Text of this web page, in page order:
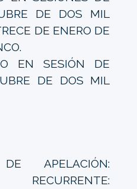
DE DOS MIL
DE ENERO DE
EN SESIÓN DE
DE DOS MIL
APELACIÓN:
RECURRENTE: